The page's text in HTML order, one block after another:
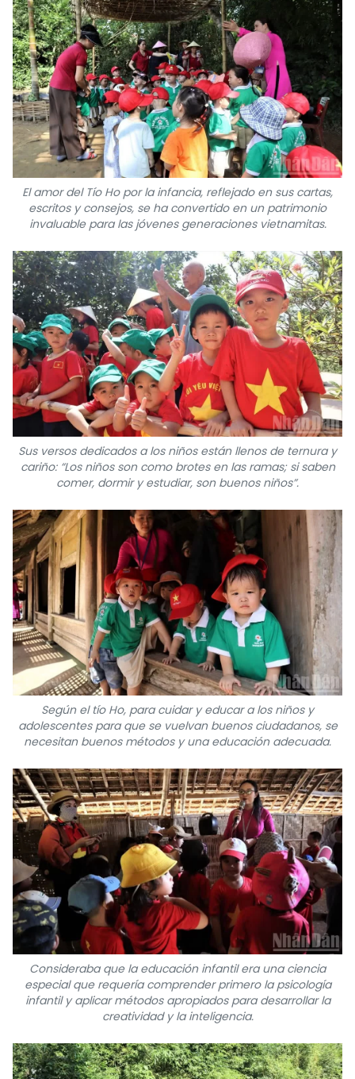
El amor del Tío Ho por la infancia, reflejado en sus cartas,
escritos y consejos, se ha convertido en un patrimonio
invaluable para las jóvenes generaciones vietnamitas.
Sus versos dedicados a los niños están llenos de ternura y
cariño: “Los niños son como brotes en las ramas; si saben
comer, dormir y estudiar, son buenos niños”.
Según el tío Ho, para cuidar y educar a los niños y
adolescentes para que se vuelvan buenos ciudadanos, se
necesitan buenos métodos y una educación adecuada.
Consideraba que la educación infantil era una ciencia
especial que requería comprender primero la psicología
infantil y aplicar métodos apropiados para desarrollar la
creatividad y la inteligencia.